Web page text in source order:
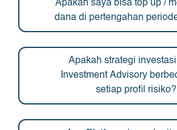
Apakah saya bisa top up /
dana di pertengahan
Apakah strategi
Investment Advisory
setiap profil risiko?